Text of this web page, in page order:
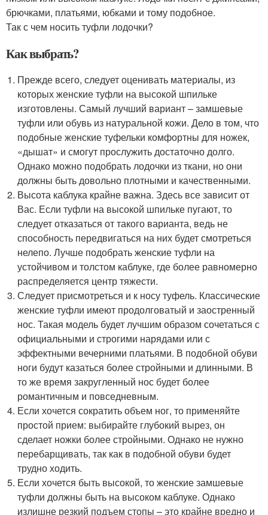
брючками, платьями, юбками и тому подобное.
Так с чем носить туфли лодочки?
Как выбрать?
Прежде всего, следует оценивать материалы, из
которых женские туфли на высокой шпильке
изготовлены. Самый лучший вариант – замшевые
туфли или обувь из натуральной кожи. Дело в том, что
подобные женские туфельки комфортны для ножек,
«дышат» и смогут прослужить достаточно долго.
Однако можно подобрать лодочки из ткани, но они
должны быть довольно плотными и качественными.
Высота каблука крайне важна. Здесь все зависит от
Вас. Если туфли на высокой шпильке пугают, то
следует отказаться от такого варианта, ведь не
способность передвигаться на них будет смотреться
нелепо. Лучше подобрать женские туфли на
устойчивом и толстом каблуке, где более равномерно
распределяется центр тяжести.
Следует присмотреться и к носу туфель. Классические
женские туфли имеют продолговатый и заостренный
нос. Такая модель будет лучшим образом сочетаться с
официальными и строгими нарядами или с
эффектными вечерними платьями. В подобной обуви
ноги будут казаться более стройными и длинными. В
то же время закругленный нос будет более
романтичным и повседневным.
Если хочется сократить объем ног, то применяйте
простой прием: выбирайте глубокий вырез, он
сделает ножки более стройными. Однако не нужно
перебарщивать, так как в подобной обуви будет
трудно ходить.
Если хочется быть высокой, то женские замшевые
туфли должны быть на высоком каблуке. Однако
излишне резкий подъем стопы – это крайне вредно и